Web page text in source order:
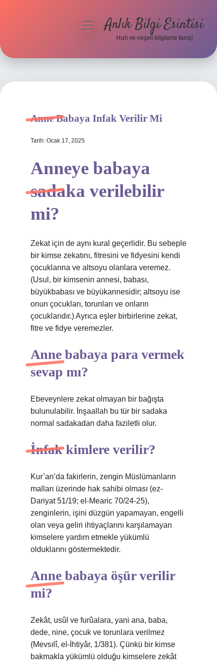
Hakkımızda
menüyüAnlık Bilgi Esintisi
Hızlı ve neşeli bilgilerle tanış!
Anne Babaya Infak Verilir Mi
Tarih: Ocak 17, 2025
Anneye babaya
sadaka verilebilir
mi?
Zekat için de aynı kural geçerlidir. Bu sebeple
bir kimse zekatını, fitresini ve fidyesini kendi
çocuklarına ve altsoyu olanlara veremez.
(Usul, bir kimsenin annesi, babası,
büyükbabası ve büyükannesidir; altsoyu ise
onun çocukları, torunları ve onların
çocuklarıdır.) Ayrıca eşler birbirlerine zekat,
fitre ve fidye veremezler.
Anne babaya para vermek
sevap mı?
Ebeveynlere zekat olmayan bir bağışta
bulunulabilir. İnşaallah bu tür bir sadaka
normal sadakadan daha faziletli olur.
İnfak kimlere verilir?
Kur’an’da fakirlerin, zengin Müslümanların
malları üzerinde hak sahibi olması (ez-
Dariyat 51/19; el-Mearic 70/24-25),
zenginlerin, işini düzgün yapamayan, engelli
olan veya geliri ihtiyaçlarını karşılamayan
kimselere yardım etmekle yükümlü
olduklarını göstermektedir.
Anne babaya öşür verilir
mi?
Zekât, usûl ve furûalara, yani ana, baba,
dede, nine, çocuk ve torunlara verilmez
(Mevsılî, el-İhtiyâr, 1/381). Çünkü bir kimse
bakmakla yükümlü olduğu kimselere zekât